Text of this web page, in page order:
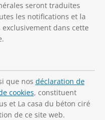
seront traduites
les notifications et la
dans cette
que nos déclaration de
cookies, constituent
et La casa du béton ciré
de ce site web.